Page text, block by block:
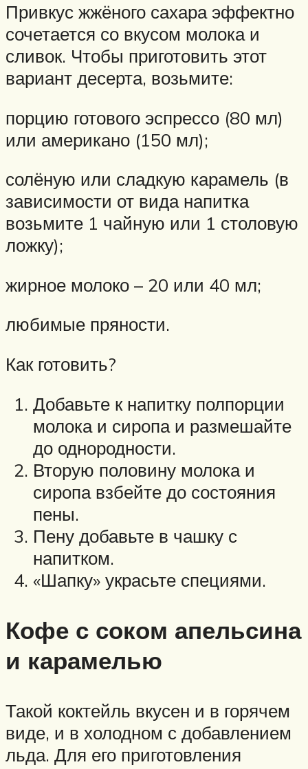
Привкус жжёного сахара эффектно
сочетается со вкусом молока и
сливок. Чтобы приготовить этот
вариант десерта, возьмите:
порцию готового эспрессо (80 мл)
или американо (150 мл);
солёную или сладкую карамель (в
зависимости от вида напитка
возьмите 1 чайную или 1 столовую
ложку);
жирное молоко – 20 или 40 мл;
любимые пряности.
Как готовить?
Добавьте к напитку полпорции
молока и сиропа и размешайте
до однородности.
Вторую половину молока и
сиропа взбейте до состояния
пены.
Пену добавьте в чашку с
напитком.
«Шапку» украсьте специями.
Кофе с соком апельсина
и карамелью
Такой коктейль вкусен и в горячем
виде, и в холодном с добавлением
льда. Для его приготовления